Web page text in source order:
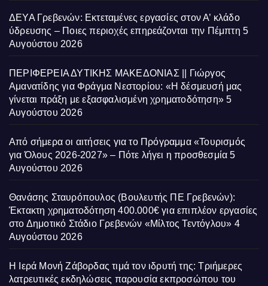
ΔΕΥΑ Γρεβενών: Εκτεταμένες εργασίες στον Α’ κλάδο
ύδρευσης – Ποιες περιοχές επηρεάζονται την Πέμπτη 5
Αυγούστου 2026
ΠΕΡΙΦΕΡΕΙΑ ΔΥΤΙΚΗΣ ΜΑΚΕΔΟΝΙΑΣ || Γιώργος
Αμανατίδης για Φράγμα Νεστορίου: «Η δέσμευσή μας
γίνεται πράξη με εξασφαλισμένη χρηματοδότηση» 5
Αυγούστου 2026
Από σήμερα οι αιτήσεις για το Πρόγραμμα «Τουρισμός
για Όλους 2026-2027» – Πότε λήγει η προσθεσμία 5
Αυγούστου 2026
Θανάσης Σταυρόπουλος (Βουλευτής ΠΕ Γρεβενών):
Έκτακτη χρηματοδότηση 400.000€ για επιπλέον εργασίες
στο Δημοτικό Στάδιο Γρεβενών «Μίλτος Τεντόγλου» 4
Αυγούστου 2026
Η Ιερά Μονή Ζάβορδας τιμά τον ιδρυτή της: Τριήμερες
λατρευτικές εκδηλώσεις παρουσία εκπροσώπου του